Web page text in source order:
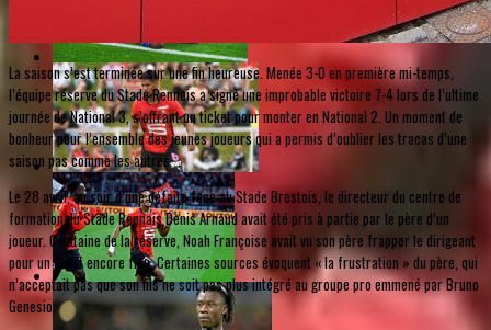
La saison s’est terminée sur une fin heureuse. Menée 3-0 en première mi-temps,
l’équipe réserve du Stade Rennais a signé une improbable victoire 7-4 lors de l’ultime
journée de National 3, s’offrant un ticket pour monter en National 2. Un moment de
bonheur pour l’ensemble des jeunes joueurs qui a permis d’oublier les tracas d’une
saison pas comme les autres.
Le 28 avril, au soir d’une défaite face au Stade Brestois, le directeur du centre de
formation du Stade Rennais Denis Arnaud avait été pris à partie par le père d’un
joueur. Capitaine de la réserve, Noah Françoise avait vu son père frapper le dirigeant
pour un motif encore flou. Certaines sources évoquent « la frustration » du père, qui
n’acceptait pas que son fils ne soit pas plus intégré au groupe pro emmené par Bruno
Genesio.